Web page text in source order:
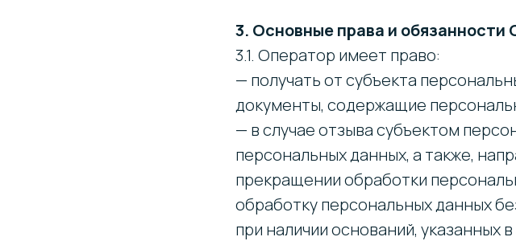
3. Основные права и обязанности
3.1. Оператор имеет право:
— получать от субъекта
документы, содержащие
— в случае отзыва субъектом
персональных данных, а также,
прекращении обработки
обработку персональных данных
при наличии оснований, указанных